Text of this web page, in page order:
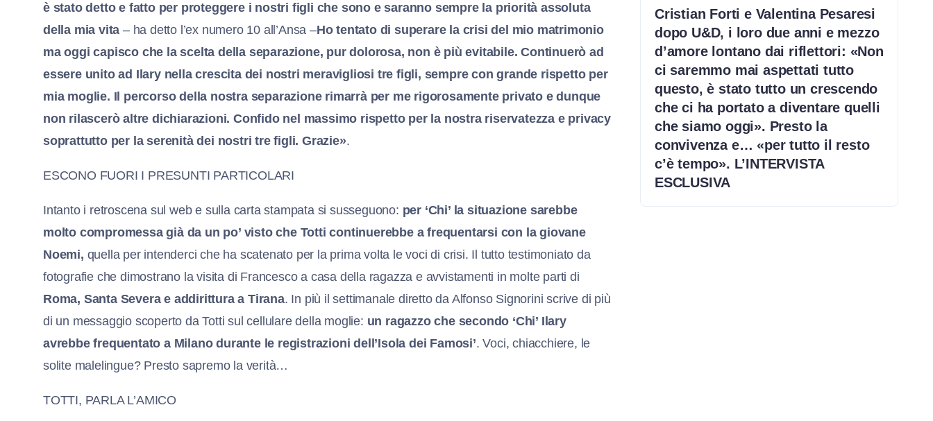
è stato detto e fatto per proteggere i nostri figli che sono e saranno sempre la priorità assoluta
della mia vita – ha detto l’ex numero 10 all’Ansa –Ho tentato di superare la crisi del mio matrimonio
ma oggi capisco che la scelta della separazione, pur dolorosa, non è più evitabile. Continuerò ad
essere unito ad Ilary nella crescita dei nostri meravigliosi tre figli, sempre con grande rispetto per
mia moglie. Il percorso della nostra separazione rimarrà per me rigorosamente privato e dunque
non rilascerò altre dichiarazioni. Confido nel massimo rispetto per la nostra riservatezza e privacy
soprattutto per la serenità dei nostri tre figli. Grazie».
ESCONO FUORI I PRESUNTI PARTICOLARI
Intanto i retroscena sul web e sulla carta stampata si susseguono: per ‘Chi’ la situazione sarebbe
molto compromessa già da un po’ visto che Totti continuerebbe a frequentarsi con la giovane
Noemi, quella per intenderci che ha scatenato per la prima volta le voci di crisi. Il tutto testimoniato da
fotografie che dimostrano la visita di Francesco a casa della ragazza e avvistamenti in molte parti di
Roma, Santa Severa e addirittura a Tirana. In più il settimanale diretto da Alfonso Signorini scrive di più
di un messaggio scoperto da Totti sul cellulare della moglie: un ragazzo che secondo ‘Chi’ Ilary
avrebbe frequentato a Milano durante le registrazioni dell’Isola dei Famosi’. Voci, chiacchiere, le
solite malelingue? Presto sapremo la verità…
TOTTI, PARLA L’AMICO
Cristian Forti e Valentina Pesaresi
dopo U&D, i loro due anni e mezzo
d’amore lontano dai riflettori: «Non
ci saremmo mai aspettati tutto
questo, è stato tutto un crescendo
che ci ha portato a diventare quelli
che siamo oggi». Presto la
convivenza e… «per tutto il resto
c’è tempo». L’INTERVISTA
ESCLUSIVA